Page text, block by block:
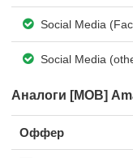
Social Media
Social Media
Аналоги [MOB]
Оффер